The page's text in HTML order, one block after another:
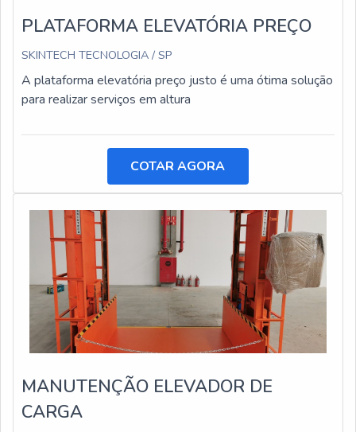
PLATAFORMA ELEVATÓRIA PREÇO
SKINTECH TECNOLOGIA / SP
A plataforma elevatória preço justo é uma ótima solução
para realizar serviços em altura
COTAR AGORA
MANUTENÇÃO ELEVADOR DE
CARGA